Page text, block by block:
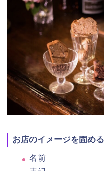
お店のイメージを固める
名前